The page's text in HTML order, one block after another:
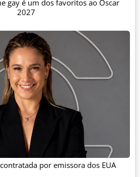
gay é um dos favoritos ao Oscar
2027
por emissora dos EUA